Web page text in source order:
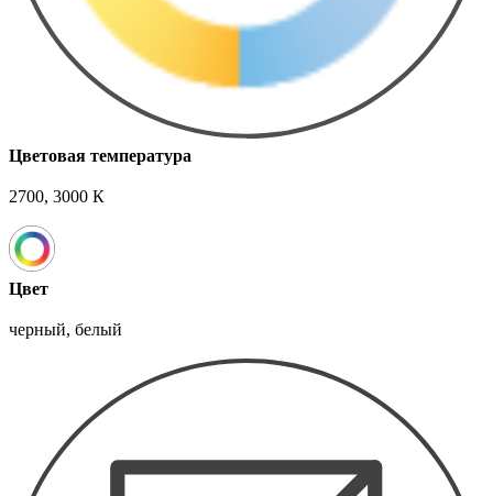
Цветовая температура
2700, 3000 К
Цвет
черный, белый